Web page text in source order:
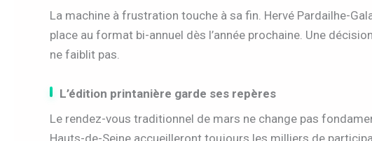
La machine à frustration touche à sa fin. Hervé Pardailhe-
place au format bi-annuel dès l’année prochaine. Une
ne faiblit pas.
L’édition printanière garde ses repères
Le rendez-vous traditionnel de mars ne change pas
Hauts-de-Seine accueilleront toujours les milliers de